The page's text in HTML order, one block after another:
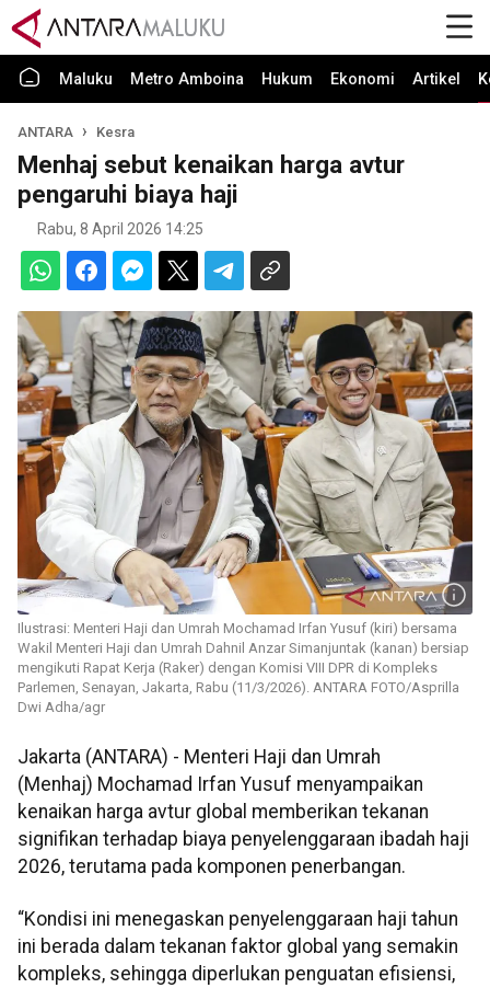
Maluku Metro Amboina Hukum Ekonomi Artikel
ANTARA Kesra
Menhaj sebut kenaikan harga avtur
pengaruhi biaya haji
Rabu, 8 April 2026 14:25
Ilustrasi: Menteri Haji dan Umrah Mochamad Irfan Yusuf (kiri) bersama
Wakil Menteri Haji dan Umrah Dahnil Anzar Simanjuntak (kanan) bersiap
mengikuti Rapat Kerja (Raker) dengan Komisi VIII DPR di Kompleks
Parlemen, Senayan, Jakarta, Rabu (11/3/2026). ANTARA FOTO/Asprilla
Dwi Adha/agr
Jakarta (ANTARA) - Menteri Haji dan Umrah
(Menhaj) Mochamad Irfan Yusuf menyampaikan
kenaikan harga avtur global memberikan tekanan
signifikan terhadap biaya penyelenggaraan ibadah haji
2026, terutama pada komponen penerbangan.
“Kondisi ini menegaskan penyelenggaraan haji tahun
ini berada dalam tekanan faktor global yang semakin
kompleks, sehingga diperlukan penguatan efisiensi,